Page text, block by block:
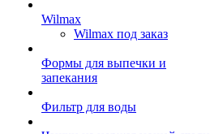
Wilmax
Wilmax под заказ
Формы для выпечки и
запекания
Фильтр для воды